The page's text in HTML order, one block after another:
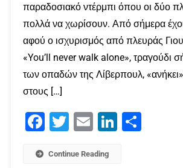
παραδοσιακό ντέρμπι όπου οι δύο
πολλά να χωρίσουν. Από σήμερα
αφού ο ισχυρισμός από πλευράς
«You’ll never walk alone», τραγούδι
των οπαδών της Λίβερπουλ, «ανήκει»
στους […]
Facebook
Twitter Email LinkedIn
Continue Reading